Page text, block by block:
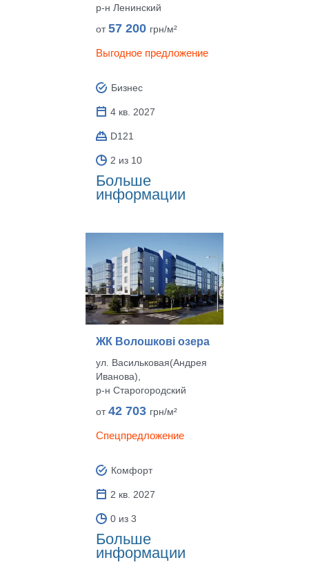
р‑н Ленинский
от57 200 грн/м²
Выгодное предложение
Бизнес
4 кв. 2027
D121
2 из 10
Больше
информации
ЖК Волошкові озера
ул. Васильковая(Андрея
Иванова),
р‑н Старогородский
от42 703 грн/м²
Спецпредложение
Комфорт
2 кв. 2027
0 из 3
Больше
информации